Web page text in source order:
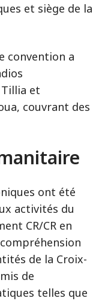
et siège de la
convention a
et
couvrant des
ont été
activités du
CR/CR en
de la Croix-
de
telles que